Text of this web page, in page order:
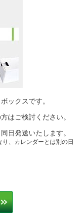
ックスです。
はご検討ください。
日発送いたします。
、カレンダーとは別の日